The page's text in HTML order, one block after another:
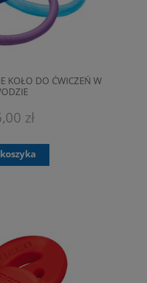
KOŁO DO ĆWICZEŃ W
zł